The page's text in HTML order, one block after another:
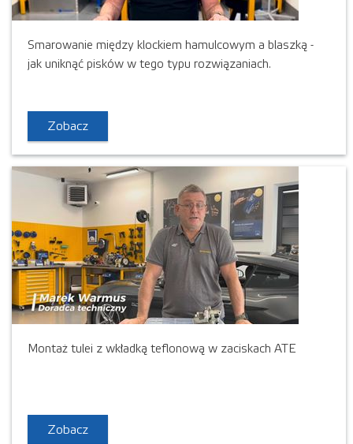
Smarowanie między klockiem hamulcowym a blaszką -
jak uniknąć pisków w tego typu rozwiązaniach.
Zobacz
Montaż tulei z wkładką teflonową w zaciskach ATE
Zobacz